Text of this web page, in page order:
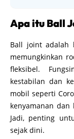
Apa itu Ball
Ball joint adalah
memungkinkan
fleksibel.
kestabilan dan
mobil seperti
kenyamanan
Jadi, penting
sejak dini.